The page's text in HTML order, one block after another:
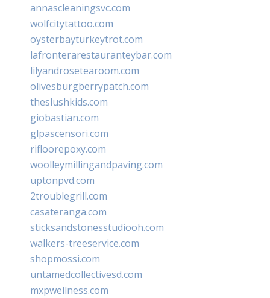
annascleaningsvc.com
wolfcitytattoo.com
oysterbayturkeytrot.com
lafronterarestauranteybar.com
lilyandrosetearoom.com
olivesburgberrypatch.com
theslushkids.com
giobastian.com
glpascensori.com
rifloorepoxy.com
woolleymillingandpaving.com
uptonpvd.com
2troublegrill.com
casateranga.com
sticksandstonesstudiooh.com
walkers-treeservice.com
shopmossi.com
untamedcollectivesd.com
mxpwellness.com